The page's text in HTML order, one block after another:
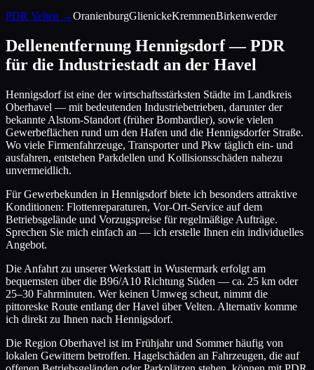
PDR Velten →OranienburgGlienickeKremmenBirkenwerder
Dellenentfernung Hennigsdorf — PDR
für die Industriestadt an der Havel
Hennigsdorf ist eine der wirtschaftsstärksten Städte im Landkreis
Oberhavel — mit bedeutenden Industriebetrieben, darunter der
bekannte Alstom-Standort (früher Bombardier), sowie vielen
Gewerbeflächen rund um den Hafen und die Hennigsdorfer Straße.
Wo viele Firmenfahrzeuge, Transporter und Pkw täglich ein- und
ausfahren, entstehen Parkdellen und Kollisionsschäden nahezu
unvermeidlich.
Für Gewerbekunden in Hennigsdorf biete ich besonders attraktive
Konditionen: Flottenreparaturen, Vor-Ort-Service auf dem
Betriebsgelände und Vorzugspreise für regelmäßige Aufträge.
Sprechen Sie mich einfach an — ich erstelle Ihnen ein individuelles
Angebot.
Die Anfahrt zu unserer Werkstatt in Wustermark erfolgt am
bequemsten über die B96/A10 Richtung Süden — ca. 25 km oder
25–30 Fahrminuten. Wer keinen Umweg scheut, nimmt die
pittoreske Route entlang der Havel über Velten. Alternativ komme
ich direkt zu Ihnen nach Hennigsdorf.
Die Region Oberhavel ist im Frühjahr und Sommer häufig von
lokalen Gewittern betroffen. Hagelschäden an Fahrzeugen, die auf